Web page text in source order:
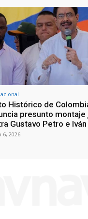
Histórico de
presunto montaje
Gustavo Petro e
6, 2026